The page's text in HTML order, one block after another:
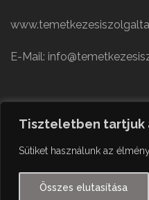
Tiszteletben tartjuk
Sütiket használunk az
Összes elutasítása
E-Mail: